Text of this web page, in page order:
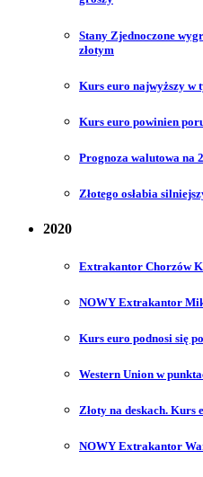
Stany Zjednoczone
złotym
Kurs euro najwyższy w
Kurs euro powinien
Prognoza walutowa na
Złotego osłabia
2020
Extrakantor Chorzów
NOWY Extrakantor
Kurs euro podnosi się
Western Union w
Złoty na deskach. Kurs
NOWY Extrakantor